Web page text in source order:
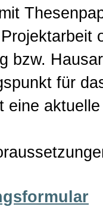
bzw.
für
eine